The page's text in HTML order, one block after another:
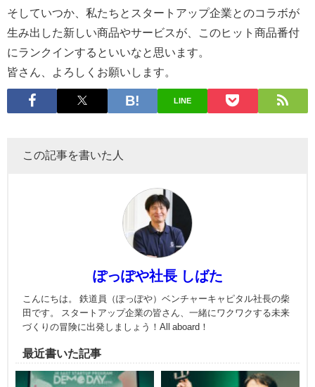
そしていつか、私たちとスタートアップ企業とのコラボが
生み出した新しい商品やサービスが、このヒット商品番付
にランクインするといいなと思います。
皆さん、よろしくお願いします。
LINE
この記事を書いた人
ぽっぽや社長 しばた
こんにちは。 鉄道員（ぽっぽや）ベンチャーキャピタル社長の柴
田です。 スタートアップ企業の皆さん、一緒にワクワクする未来
づくりの冒険に出発しましょう！All aboard！
最近書いた記事